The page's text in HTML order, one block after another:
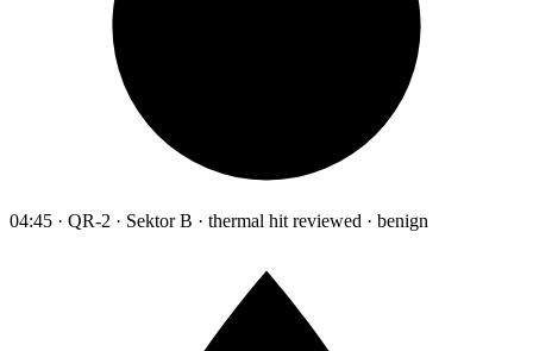
04:45 · QR-2 · Sektor B · thermal hit reviewed · benign